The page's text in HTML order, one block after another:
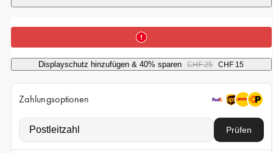
iPhone 14 Pro
iPhone 14
iPhone 13 Pro
Alle Handymodelle
Displayschutz hinzufügen & 40% sparen CHF 25 CHF 15
Zahlungsoptionen
Prüfen